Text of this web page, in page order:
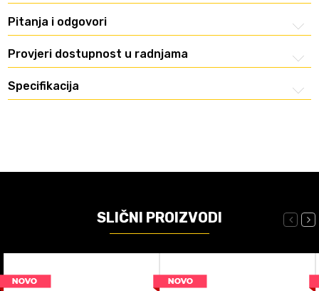
Pitanja i odgovori
Provjeri dostupnost u radnjama
Specifikacija
SLIČNI PROIZVODI